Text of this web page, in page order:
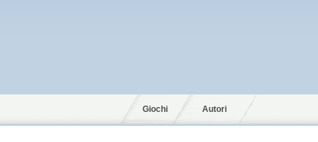
Giochi Autori